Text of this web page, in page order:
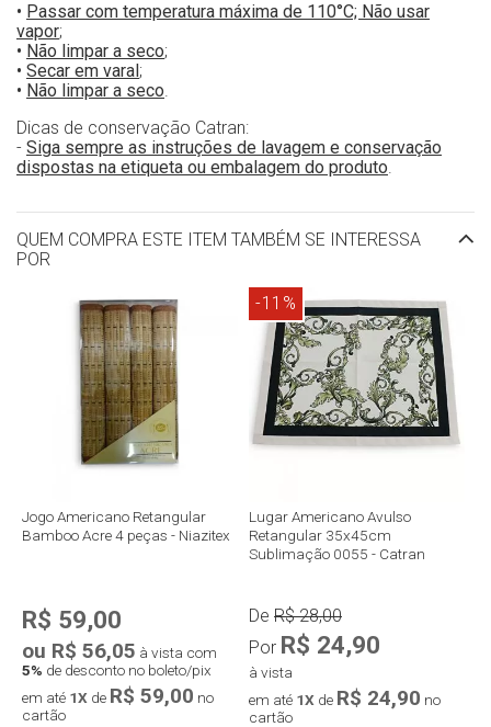
• Passar com temperatura máxima de 110°C; Não usar
vapor;
• Não limpar a seco;
• Secar em varal;
• Não limpar a seco
Dicas de conservação Catran:
- Siga sempre as instruções de lavagem e conservação
dispostas na etiqueta ou embalagem do produto
QUEM COMPRA ESTE ITEM TAMBÉM SE INTERESSA
POR
Jogo Americano Retangular
Bamboo Acre 4 peças - Niazitex
R$ 59,00
ou R$ 56,05 à vista com
5% de desconto no boleto/pix
em até 1X de R$ 59,00 no
cartão
-11%
Lugar Americano Avulso
Retangular 35x45cm
Sublimação 0055 - Catran
De R$ 28,00
Por R$ 24,90
à vista
em até 1X de R$ 24,90 no
cartão